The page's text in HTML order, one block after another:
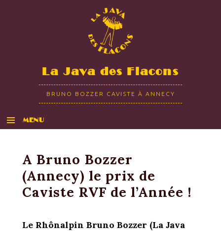
La Java des Flacons
BRUNO BOZZER CAVISTE À ANNECY
MENU
A Bruno Bozzer
(Annecy) le prix de
Caviste RVF de l’Année !
Le Rhônalpin Bruno Bozzer (La Java